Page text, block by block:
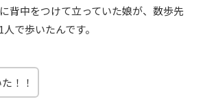
背中をつけて立っていた娘が、数歩先
で歩いたんです。
！！